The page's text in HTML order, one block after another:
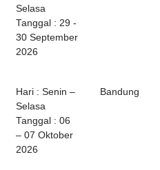
Selasa
Tanggal : 29 -
30 September
2026
Hari : Senin –
Selasa
Tanggal : 06
– 07 Oktober
2026
Bandung